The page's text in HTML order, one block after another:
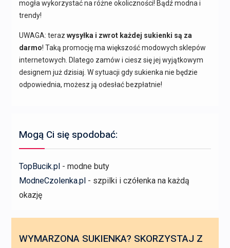
mogła wykorzystać na różne okoliczności! Bądź modna i
trendy!
UWAGA: teraz wysyłka i zwrot każdej sukienki są za
darmo! Taką promocję ma większość modowych sklepów
internetowych. Dlatego zamów i ciesz się jej wyjątkowym
designem już dzisiaj. W sytuacji gdy sukienka nie będzie
odpowiednia, możesz ją odesłać bezpłatnie!
Mogą Ci się spodobać:
TopBucik.pl- modne buty
ModneCzolenka.pl- szpilki i czółenka na każdą
okazję
WYMARZONA SUKIENKA? SKORZYSTAJ Z